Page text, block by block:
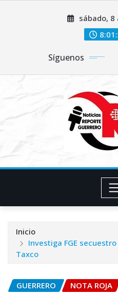
sábado, 8
Síguenos
Inicio
Investiga FGE
Taxco
GUERRERO NOTA ROJA